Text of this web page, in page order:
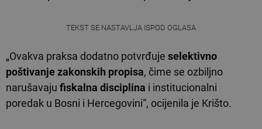
TEKST SE NASTAVLJA ISPOD OGLASA
„Ovakva praksa dodatno potvrđuje selektivno
poštivanje zakonskih propisa, čime se ozbiljno
narušavaju fiskalna disciplina i institucionalni
poredak u Bosni i Hercegovini“, ocijenila je Krišto.